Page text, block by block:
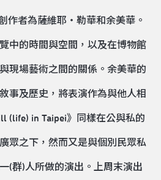
作者為薩維耶・勒華和余美華。
中的時間與空間，以及在博物館
現場藝術之間的關係。余美華的
事及歷史，將表演作為與他人相
(life) in Taipei》同樣在公與私的
眾之下，然而又是與個別民眾私
(群)人所做的演出。上周末演出